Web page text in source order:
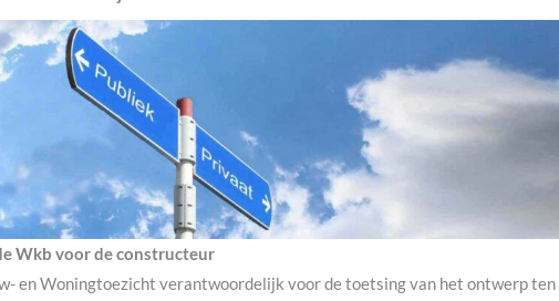
Wkb voor de constructeur
en Woningtoezicht verantwoordelijk voor de toetsing van het ontwerp ten